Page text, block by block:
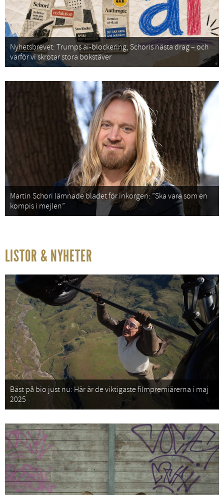
Nyhetsbrevet: Trumps ai-blockering, Schoris nästa drag – och
varför vi skrotar stora bokstäver
Martin Schori lämnade bladet för inkorgen: ”Ska vara som en
kompis i mejlen”
LISTOR & NYHETER
Bäst på bio just nu: Här är de viktigaste filmpremiärerna i maj
2025